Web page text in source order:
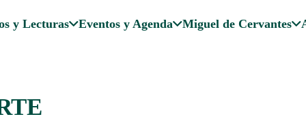
y Lecturas Eventos y Agenda Miguel de Cervantes